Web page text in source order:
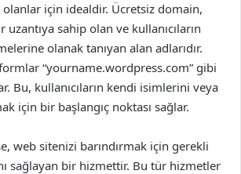
olanlar için idealdir. Ücretsiz domain,
sahip olan ve kullanıcıların
olanak tanıyan alan adlarıdır.
“yourname.wordpress.com” gibi
Bu, kullanıcıların kendi isimlerini veya
için bir başlangıç noktası sağlar.
web sitenizi barındırmak için gerekli
sağlayan bir hizmettir. Bu tür hizmetler